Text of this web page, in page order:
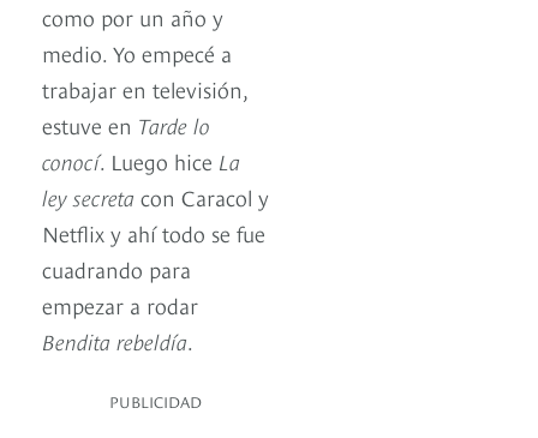
como por un año y
medio. Yo empecé a
trabajar en televisión,
estuve en Tarde lo
conocí. Luego hice La
ley secreta con Caracol y
Netflix y ahí todo se fue
cuadrando para
empezar a rodar
Bendita rebeldía.
PUBLICIDAD